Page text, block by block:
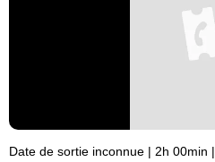
Date de sortie inconnue | 2h 00min |